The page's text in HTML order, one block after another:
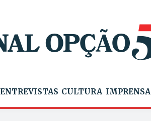
ENTREVISTAS CULTURA IMPRENSA